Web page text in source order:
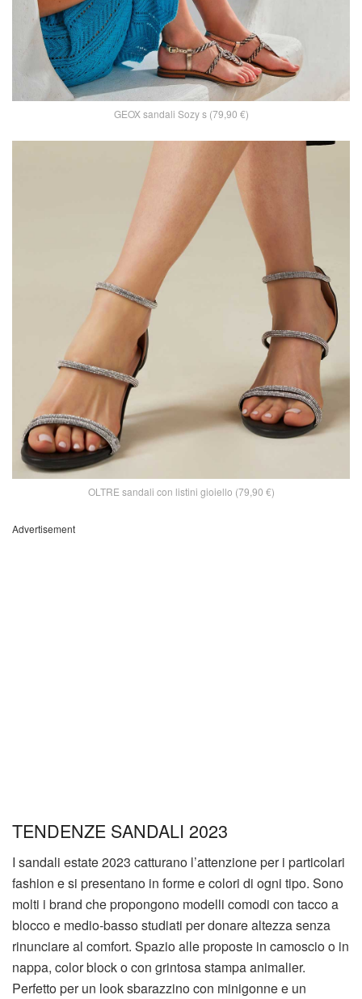
GEOX sandali Sozy s (79,90 €)
OLTRE sandali con listini gioiello (79,90 €)
Advertisement
TENDENZE SANDALI 2023
I sandali estate 2023 catturano l’attenzione per i particolari
fashion e si presentano in forme e colori di ogni tipo. Sono
molti i brand che propongono modelli comodi con tacco a
blocco e medio-basso studiati per donare altezza senza
rinunciare al comfort. Spazio alle proposte in camoscio o in
nappa, color block o con grintosa stampa animalier.
Perfetto per un look sbarazzino con minigonne e un